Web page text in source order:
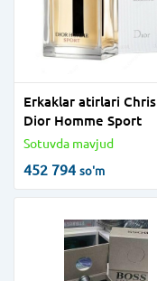
Erkaklar atirlari
Dior Homme Sport
Sotuvda mavjud
452 794 so'm